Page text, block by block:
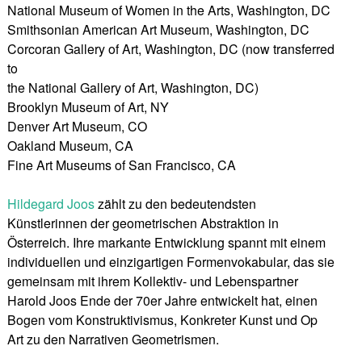
National Museum of Women in the Arts, Washington, DC
Smithsonian American Art Museum, Washington, DC
Corcoran Gallery of Art, Washington, DC (now transferred
to
the National Gallery of Art, Washington, DC)
Brooklyn Museum of Art, NY
Denver Art Museum, CO
Oakland Museum, CA
Fine Art Museums of San Francisco, CA
Hildegard Jooszählt zu den bedeutendsten
Künstlerinnen der geometrischen Abstraktion in
Österreich. Ihre markante Entwicklung spannt mit einem
individuellen und einzigartigen Formenvokabular, das sie
gemeinsam mit ihrem Kollektiv- und Lebenspartner
Harold Joos Ende der 70er Jahre entwickelt hat, einen
Bogen vom Konstruktivismus, Konkreter Kunst und Op
Art zu den Narrativen Geometrismen.